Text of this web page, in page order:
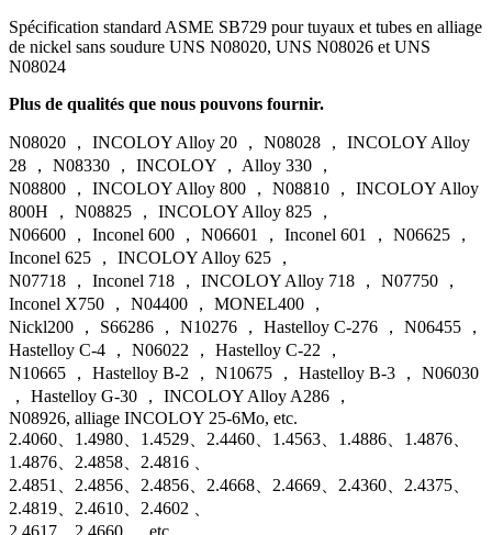
Spécification standard ASME SB729 pour tuyaux et tubes en alliage
de nickel sans soudure UNS N08020, UNS N08026 et UNS
N08024
Plus de qualités que nous pouvons fournir.
N08020 ， INCOLOY Alloy 20 ， N08028 ， INCOLOY Alloy
28 ， N08330 ， INCOLOY ， Alloy 330 ，
N08800 ， INCOLOY Alloy 800 ， N08810 ， INCOLOY Alloy
800H ， N08825 ， INCOLOY Alloy 825 ，
N06600 ， Inconel 600 ， N06601 ， Inconel 601 ， N06625 ，
Inconel 625 ， INCOLOY Alloy 625 ，
N07718 ， Inconel 718 ， INCOLOY Alloy 718 ， N07750 ，
Inconel X750 ， N04400 ， MONEL400 ，
Nickl200 ， S66286 ， N10276 ， Hastelloy C-276 ， N06455 ，
Hastelloy C-4 ， N06022 ， Hastelloy C-22 ，
N10665 ， Hastelloy B-2 ， N10675 ， Hastelloy B-3 ， N06030
， Hastelloy G-30 ， INCOLOY Alloy A286 ，
N08926, alliage INCOLOY 25-6Mo, etc.
2.4060、1.4980、1.4529、2.4460、1.4563、1.4886、1.4876、
1.4876、2.4858、2.4816 、
2.4851、2.4856、2.4856、2.4668、2.4669、2.4360、2.4375、
2.4819、2.4610、2.4602 、
2.4617、2.4660 、 etc.